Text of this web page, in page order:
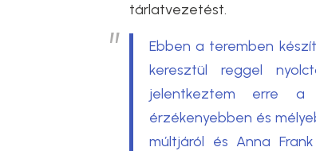
tárlatvezetést.
Ebben a teremben
keresztül reggel
jelentkeztem erre a
érzékenyebben és
múltjáról és Anna